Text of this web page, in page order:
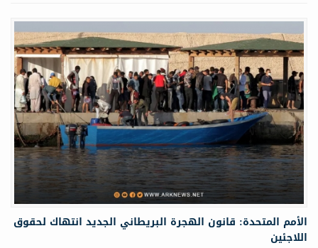
الأمم المتحدة: قانون الهجرة البريطاني الجديد انتهاك لحقوق
اللاجئين